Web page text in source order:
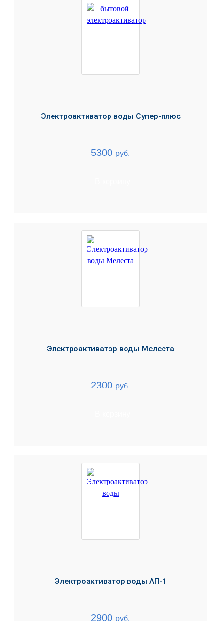
Электроактиватор воды Супер-плюс
5300 руб.
Электроактиватор воды Мелеста
2300 руб.
Электроактиватор воды АП-1
2900 руб.